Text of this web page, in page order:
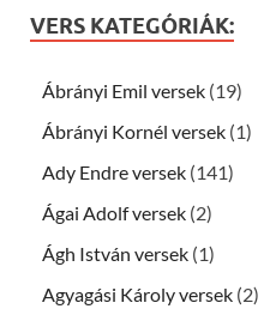
VERS KATEGÓRIÁK:
Ábrányi Emil versek (19)
Ábrányi Kornél versek (1)
Ady Endre versek (141)
Ágai Adolf versek (2)
Ágh István versek (1)
Agyagási Károly versek (2)